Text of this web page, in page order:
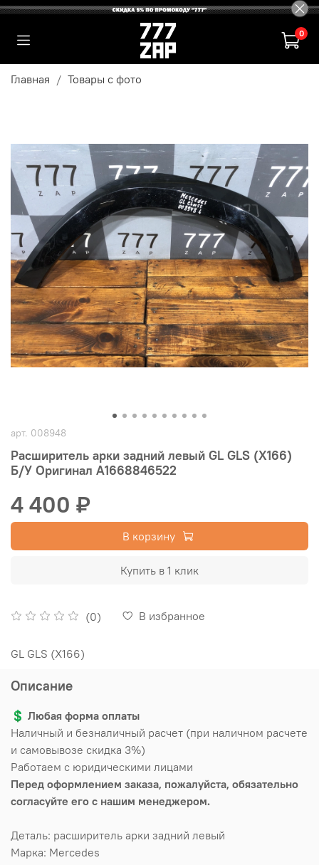
0
Главная Товары с фото
арт. 008948
Расширитель арки задний левый GL GLS (X166)
Б/У Оригинал A1668846522
(0) В избранное
4 400 ₽
В корзину
Купить в 1 клик
GL GLS (X166)
Описание
💲 Любая форма оплаты
Наличный и безналичный расчет (при наличном расчете
и самовывозе скидка 3%)
Работаем с юридическими лицами
Перед оформлением заказа, пожалуйста, обязательно
согласуйте его с нашим менеджером.
Деталь: расширитель арки задний левый
Марка: Mercedes